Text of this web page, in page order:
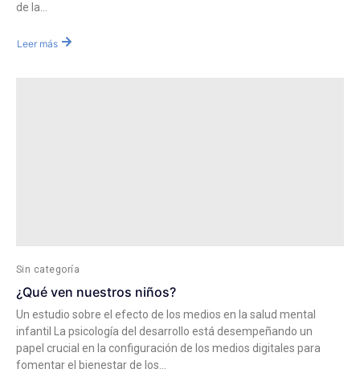
de la...
Leer más
Sin categoría
¿Qué ven nuestros niños?
Un estudio sobre el efecto de los medios en la salud mental
infantil La psicología del desarrollo está desempeñando un
papel crucial en la configuración de los medios digitales para
fomentar el bienestar de los...